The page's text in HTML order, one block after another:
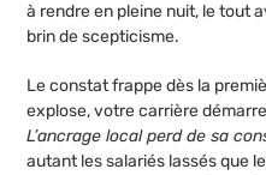
à rendre en pleine nuit, le tout
brin de scepticisme.
Le constat frappe dès la
explose, votre carrière
L’ancrage local perd de sa
autant les salariés lassés que